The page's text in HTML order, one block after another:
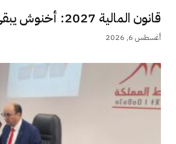
قانون المالية 2027: أخنوش يبقي على دعم...
أغسطس 6, 2026